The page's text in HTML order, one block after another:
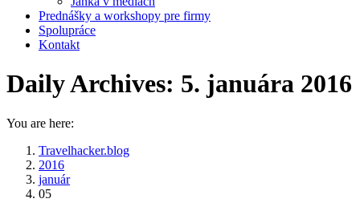
Prednášky a workshopy pre firmy
Spolupráce
Kontakt
Daily Archives: 5. januára 2016
You are here:
Travelhacker.blog
2016
január
05